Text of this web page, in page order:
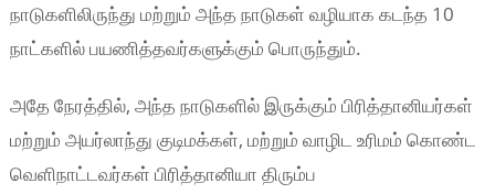
நாடுகளிலிருந்து மற்றும் அந்த நாடுகள் வழியாக கடந்த 10
நாட்களில் பயணித்தவர்களுக்கும் பொருந்தும்.
அதே நேரத்தில், அந்த நாடுகளில் இருக்கும் பிரித்தானியர்கள்
மற்றும் அயர்லாந்து குடிமக்கள், மற்றும் வாழிட உரிமம் கொண்ட
வெளிநாட்டவர்கள் பிரித்தானியா திரும்ப